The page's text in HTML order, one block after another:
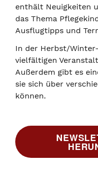
enthält Neuigkeiten
das Thema
Ausflugtipps und
In der Herbst/
vielfältigen
Außerdem gibt es
sie sich über
können.